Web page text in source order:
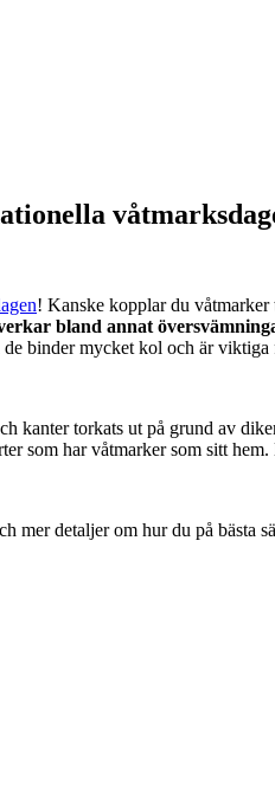
! Kanske kopplar du våtmarker
bland annat
binder mycket kol och är viktiga
kanter torkats ut på grund av
som har våtmarker som sitt
mer detaljer om hur du på bästa